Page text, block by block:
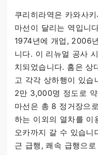
쿠리히라역은 카와사
마선이 달리는 역입니
1974년에 개업, 2006
니다. 이 리뉴얼 공사
치되었습니다. 홈은 상
고 각각 상하행이 있습
2만 3,000명 정도로
마선은 총 8 정거장으
하는 이외의 열차를 이
오카까지 갈 수 있습니
근 급행, 쾌속 급행으